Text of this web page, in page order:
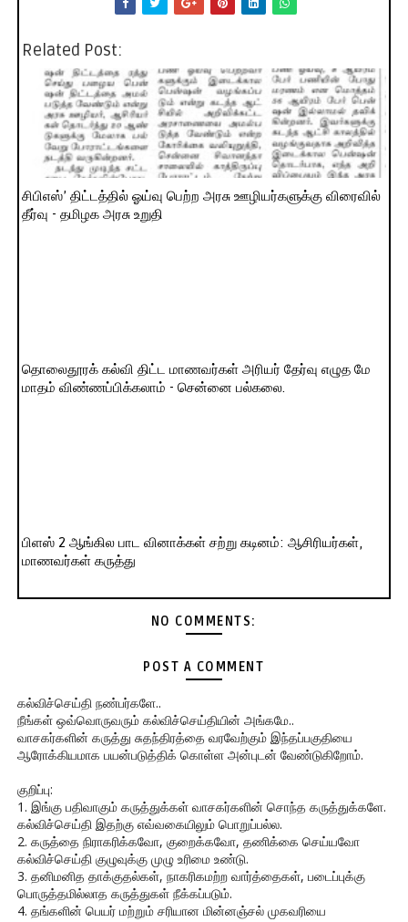
Related Post:
சிபிஎஸ்’ திட்டத்தில் ஓய்வு பெற்ற அரசு ஊழியர்களுக்கு விரைவில்
தீர்வு - தமிழக அரசு உறுதி
தொலைதூரக் கல்வி திட்ட மாணவர்கள் அரியர் தேர்வு எழுத மே
மாதம் விண்ணப்பிக்கலாம் - சென்னை பல்கலை.
பிளஸ் 2 ஆங்கில பாட வினாக்கள் சற்று கடினம்: ஆசிரியர்கள்,
மாணவர்கள் கருத்து
NO COMMENTS:
POST A COMMENT
கல்விச்செய்தி நண்பர்களே..
நீங்கள் ஒவ்வொருவரும் கல்விச்செய்தியின் அங்கமே..
வாசகர்களின் கருத்து சுதந்திரத்தை வரவேற்கும் இந்தப்பகுதியை
ஆரோக்கியமாக பயன்படுத்திக் கொள்ள அன்புடன் வேண்டுகிறோம்.
குறிப்பு:
1. இங்கு பதிவாகும் கருத்துக்கள் வாசகர்களின் சொந்த கருத்துக்களே.
கல்விச்செய்தி இதற்கு எவ்வகையிலும் பொறுப்பல்ல.
2. கருத்தை நிராகரிக்கவோ, குறைக்கவோ, தணிக்கை செய்யவோ
கல்விச்செய்தி குழுவுக்கு முழு உரிமை உண்டு.
3. தனிமனித தாக்குதல்கள், நாகரிகமற்ற வார்த்தைகள், படைப்புக்கு
பொருத்தமில்லாத கருத்துகள் நீக்கப்படும்.
4. தங்களின் பெயர் மற்றும் சரியான மின்னஞ்சல் முகவரியை